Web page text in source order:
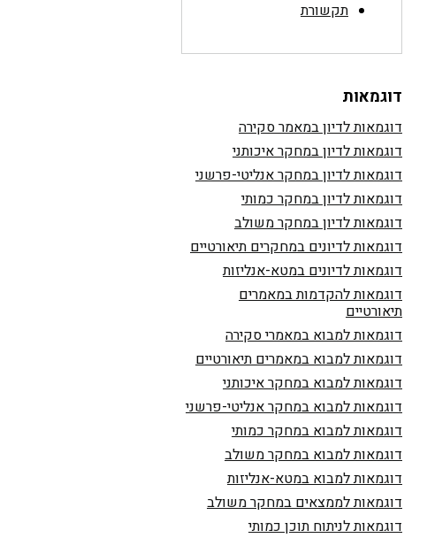
תקשורת
דוגמאות
דוגמאות לדיון במאמר סקירה
דוגמאות לדיון במחקר איכותני
דוגמאות לדיון במחקר אנליטי-פרשני
דוגמאות לדיון במחקר כמותי
דוגמאות לדיון במחקר משולב
דוגמאות לדיונים במחקרים תיאורטיים
דוגמאות לדיונים במטא-אנליזות
דוגמאות להקדמות במאמרים
תיאורטיים
דוגמאות למבוא במאמרי סקירה
דוגמאות למבוא במאמרים תיאורטיים
דוגמאות למבוא במחקר איכותני
דוגמאות למבוא במחקר אנליטי-פרשני
דוגמאות למבוא במחקר כמותי
דוגמאות למבוא במחקר משולב
דוגמאות למבוא במטא-אנליזות
דוגמאות לממצאים במחקר משולב
דוגמאות לניתוח תוכן כמותי